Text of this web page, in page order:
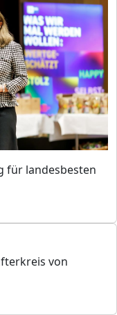
für landesbesten
von